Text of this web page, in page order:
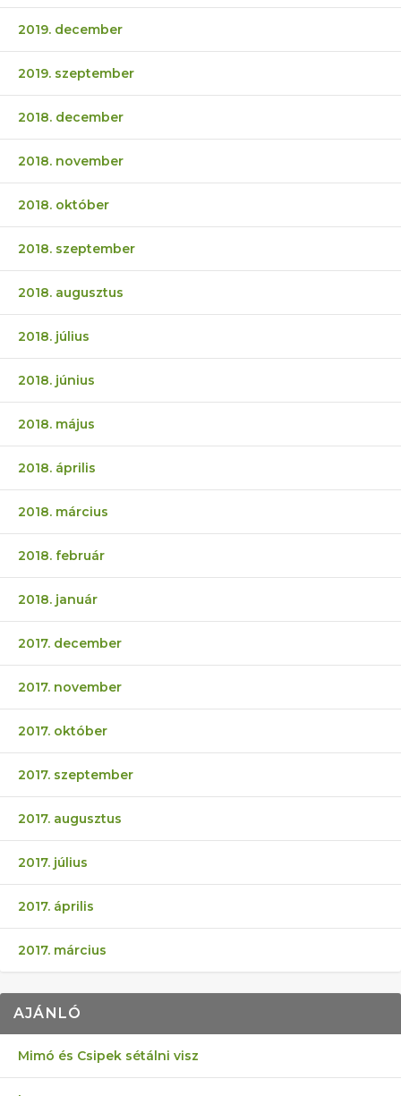
2019. december
2019. szeptember
2018. december
2018. november
2018. október
2018. szeptember
2018. augusztus
2018. július
2018. június
2018. május
2018. április
2018. március
2018. február
2018. január
2017. december
2017. november
2017. október
2017. szeptember
2017. augusztus
2017. július
2017. április
2017. március
AJÁNLÓ
Mimó és Csipek sétálni visz